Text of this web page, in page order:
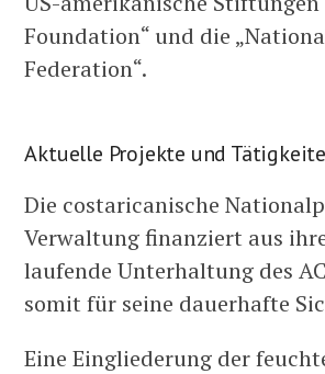
Foundation“ und die
Federation“.
Aktuelle Projekte und
Die costaricanische
Verwaltung finanziert aus
laufende Unterhaltung des
somit für seine dauerhafte
Eine Eingliederung der